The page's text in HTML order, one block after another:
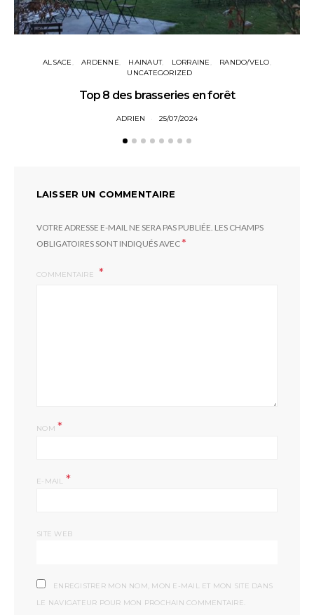
ALSACE ARDENNE HAINAUT LORRAINE
RANDO/VELO
UNCATEGORIZED
Top 8 des brasseries en forêt
ADRIEN 25/07/2024
LAISSER UN COMMENTAIRE
VOTRE ADRESSE E-MAIL NE SERA PAS PUBLIÉE. LES CHAMPS
OBLIGATOIRES SONT INDIQUÉS AVEC*
COMMENTAIRE
NOM *
E-MAIL *
SITE WEB
ENREGISTRER MON NOM, MON E-MAIL ET MON SITE DANS
LE NAVIGATEUR POUR MON PROCHAIN COMMENTAIRE.